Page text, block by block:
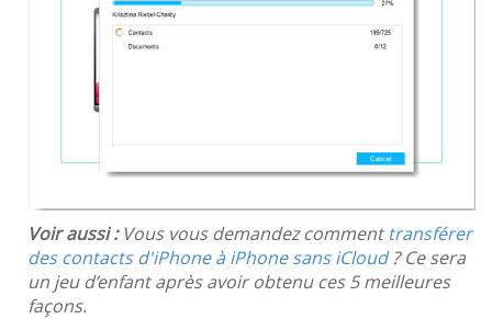
Voir aussi :Vous vous demandez commenttransférer
des contacts d'iPhone à iPhone sans iCloud? Ce sera
un jeu d’enfant après avoir obtenu ces 5 meilleures
façons.